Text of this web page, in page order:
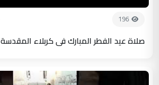
196
صلاة عيد الفطر المبارك في كربلاء المقدسة